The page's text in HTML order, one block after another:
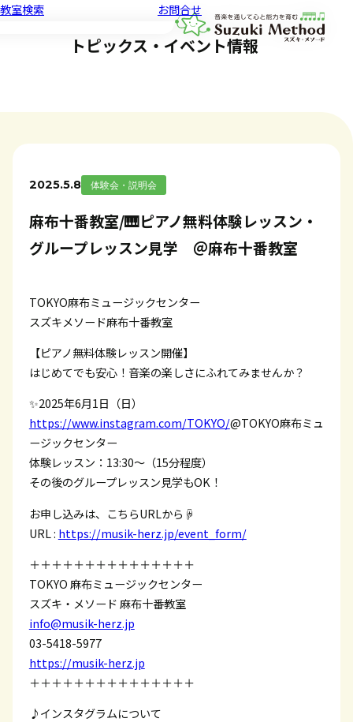
音楽教室スズキ・メソード | 公益
教室検索 お問合せ
トピックス・イベント情報
2025.5.8 体験会・説明会
麻布十番教室/🎹ピアノ無料体験レッスン・
グループレッスン見学 ＠麻布十番教室
TOKYO麻布ミュージックセンター
スズキメソード麻布十番教室
【ピアノ無料体験レッスン開催】
はじめてでも安心！音楽の楽しさにふれてみませんか？
✨2025年6月1日（日）
https://www.instagram.com/TOKYO/@TOKYO麻布ミュ
ージックセンター
体験レッスン：13:30〜（15分程度）
その後のグループレッスン見学もOK！
お申し込みは、こちらURLから☟
URL : https://musik-herz.jp/event_form/
＋＋＋＋＋＋＋＋＋＋＋＋＋＋＋
TOKYO 麻布ミュージックセンター
スズキ・メソード 麻布十番教室
info@musik-herz.jp
03-5418-5977
https://musik-herz.jp
＋＋＋＋＋＋＋＋＋＋＋＋＋＋＋
♪インスタグラムについて